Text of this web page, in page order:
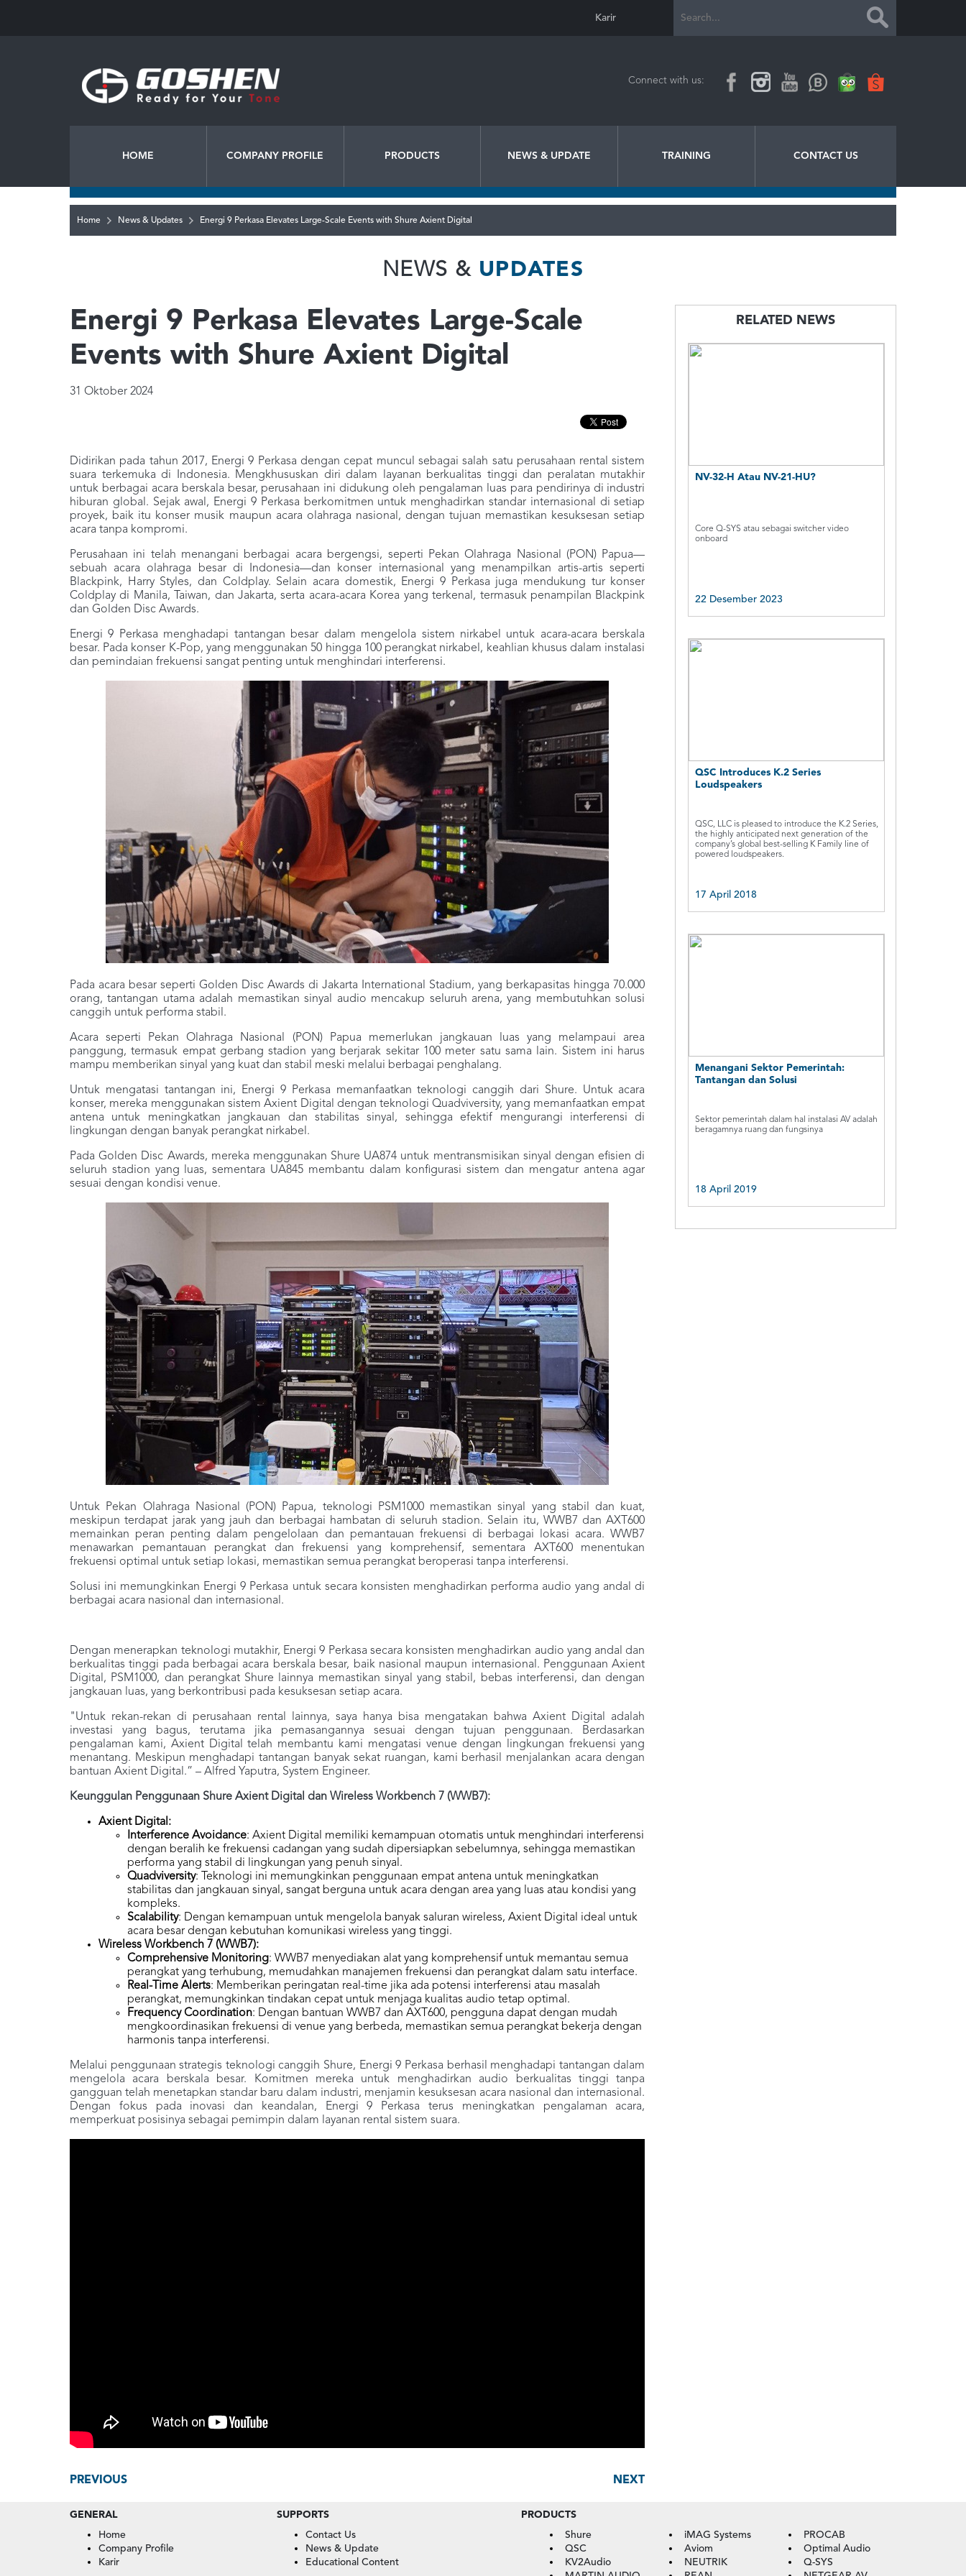
Karir
Connect with us:
HOME COMPANY PROFILE PRODUCTS NEWS & UPDATE TRAINING CONTACT US
Home News & Updates Energi 9 Perkasa Elevates Large-Scale Events with Shure Axient Digital
NEWS & UPDATES
Energi 9 Perkasa Elevates Large-Scale
Events with Shure Axient Digital
31 Oktober 2024
Didirikan pada tahun 2017, Energi 9 Perkasa dengan cepat muncul sebagai salah satu perusahaan rental sistem
suara terkemuka di Indonesia. Mengkhususkan diri dalam layanan berkualitas tinggi dan peralatan mutakhir
untuk berbagai acara berskala besar, perusahaan ini didukung oleh pengalaman luas para pendirinya di industri
hiburan global. Sejak awal, Energi 9 Perkasa berkomitmen untuk menghadirkan standar internasional di setiap
proyek, baik itu konser musik maupun acara olahraga nasional, dengan tujuan memastikan kesuksesan setiap
acara tanpa kompromi.
Perusahaan ini telah menangani berbagai acara bergengsi, seperti Pekan Olahraga Nasional (PON) Papua—
sebuah acara olahraga besar di Indonesia—dan konser internasional yang menampilkan artis-artis seperti
Blackpink, Harry Styles, dan Coldplay. Selain acara domestik, Energi 9 Perkasa juga mendukung tur konser
Coldplay di Manila, Taiwan, dan Jakarta, serta acara-acara Korea yang terkenal, termasuk penampilan Blackpink
dan Golden Disc Awards.
Energi 9 Perkasa menghadapi tantangan besar dalam mengelola sistem nirkabel untuk acara-acara berskala
besar. Pada konser K-Pop, yang menggunakan 50 hingga 100 perangkat nirkabel, keahlian khusus dalam instalasi
dan pemindaian frekuensi sangat penting untuk menghindari interferensi.
Pada acara besar seperti Golden Disc Awards di Jakarta International Stadium, yang berkapasitas hingga 70.000
orang, tantangan utama adalah memastikan sinyal audio mencakup seluruh arena, yang membutuhkan solusi
canggih untuk performa stabil.
Acara seperti Pekan Olahraga Nasional (PON) Papua memerlukan jangkauan luas yang melampaui area
panggung, termasuk empat gerbang stadion yang berjarak sekitar 100 meter satu sama lain. Sistem ini harus
mampu memberikan sinyal yang kuat dan stabil meski melalui berbagai penghalang.
Untuk mengatasi tantangan ini, Energi 9 Perkasa memanfaatkan teknologi canggih dari Shure. Untuk acara
konser, mereka menggunakan sistem Axient Digital dengan teknologi Quadviversity, yang memanfaatkan empat
antena untuk meningkatkan jangkauan dan stabilitas sinyal, sehingga efektif mengurangi interferensi di
lingkungan dengan banyak perangkat nirkabel.
Pada Golden Disc Awards, mereka menggunakan Shure UA874 untuk mentransmisikan sinyal dengan efisien di
seluruh stadion yang luas, sementara UA845 membantu dalam konfigurasi sistem dan mengatur antena agar
sesuai dengan kondisi venue.
Untuk Pekan Olahraga Nasional (PON) Papua, teknologi PSM1000 memastikan sinyal yang stabil dan kuat,
meskipun terdapat jarak yang jauh dan berbagai hambatan di seluruh stadion. Selain itu, WWB7 dan AXT600
memainkan peran penting dalam pengelolaan dan pemantauan frekuensi di berbagai lokasi acara. WWB7
menawarkan pemantauan perangkat dan frekuensi yang komprehensif, sementara AXT600 menentukan
frekuensi optimal untuk setiap lokasi, memastikan semua perangkat beroperasi tanpa interferensi.
Solusi ini memungkinkan Energi 9 Perkasa untuk secara konsisten menghadirkan performa audio yang andal di
berbagai acara nasional dan internasional.
Dengan menerapkan teknologi mutakhir, Energi 9 Perkasa secara konsisten menghadirkan audio yang andal dan
berkualitas tinggi pada berbagai acara berskala besar, baik nasional maupun internasional. Penggunaan Axient
Digital, PSM1000, dan perangkat Shure lainnya memastikan sinyal yang stabil, bebas interferensi, dan dengan
jangkauan luas, yang berkontribusi pada kesuksesan setiap acara.
"Untuk rekan-rekan di perusahaan rental lainnya, saya hanya bisa mengatakan bahwa Axient Digital adalah
investasi yang bagus, terutama jika pemasangannya sesuai dengan tujuan penggunaan. Berdasarkan
pengalaman kami, Axient Digital telah membantu kami mengatasi venue dengan lingkungan frekuensi yang
menantang. Meskipun menghadapi tantangan banyak sekat ruangan, kami berhasil menjalankan acara dengan
bantuan Axient Digital.” – Alfred Yaputra, System Engineer.
Keunggulan Penggunaan Shure Axient Digital dan Wireless Workbench 7 (WWB7):
Axient Digital:
Interference Avoidance: Axient Digital memiliki kemampuan otomatis untuk menghindari interferensi
dengan beralih ke frekuensi cadangan yang sudah dipersiapkan sebelumnya, sehingga memastikan
performa yang stabil di lingkungan yang penuh sinyal.
Quadviversity: Teknologi ini memungkinkan penggunaan empat antena untuk meningkatkan
stabilitas dan jangkauan sinyal, sangat berguna untuk acara dengan area yang luas atau kondisi yang
kompleks.
Scalability: Dengan kemampuan untuk mengelola banyak saluran wireless, Axient Digital ideal untuk
acara besar dengan kebutuhan komunikasi wireless yang tinggi.
Wireless Workbench 7 (WWB7):
Comprehensive Monitoring: WWB7 menyediakan alat yang komprehensif untuk memantau semua
perangkat yang terhubung, memudahkan manajemen frekuensi dan perangkat dalam satu interface.
Real-Time Alerts: Memberikan peringatan real-time jika ada potensi interferensi atau masalah
perangkat, memungkinkan tindakan cepat untuk menjaga kualitas audio tetap optimal.
Frequency Coordination: Dengan bantuan WWB7 dan AXT600, pengguna dapat dengan mudah
mengkoordinasikan frekuensi di venue yang berbeda, memastikan semua perangkat bekerja dengan
harmonis tanpa interferensi.
Melalui penggunaan strategis teknologi canggih Shure, Energi 9 Perkasa berhasil menghadapi tantangan dalam
mengelola acara berskala besar. Komitmen mereka untuk menghadirkan audio berkualitas tinggi tanpa
gangguan telah menetapkan standar baru dalam industri, menjamin kesuksesan acara nasional dan internasional.
Dengan fokus pada inovasi dan keandalan, Energi 9 Perkasa terus meningkatkan pengalaman acara,
memperkuat posisinya sebagai pemimpin dalam layanan rental sistem suara.
PREVIOUS NEXT
RELATED NEWS
NV-32-H Atau NV-21-HU?
Core Q-SYS atau sebagai switcher video
onboard
22 Desember 2023
QSC Introduces K.2 Series
Loudspeakers
QSC, LLC is pleased to introduce the K.2 Series,
the highly anticipated next generation of the
company’s global best-selling K Family line of
powered loudspeakers.
17 April 2018
Menangani Sektor Pemerintah:
Tantangan dan Solusi
Sektor pemerintah dalam hal instalasi AV adalah
beragamnya ruang dan fungsinya
18 April 2019
GENERAL
Home
Company Profile
Karir
SUPPORTS
Contact Us
News & Update
Educational Content
PRODUCTS
Shure
QSC
KV2Audio
iMAG Systems
Aviom
NEUTRIK
PROCAB
Optimal Audio
Q-SYS